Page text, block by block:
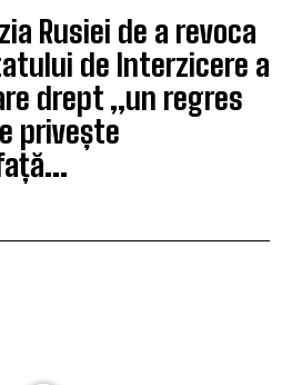
Rusiei de a revoca
de Interzicere a
drept „un regres
privește